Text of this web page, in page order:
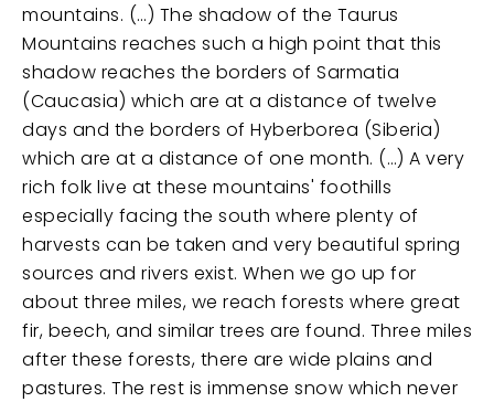
mountains. (…) The shadow of the Taurus
Mountains reaches such a high point that this
shadow reaches the borders of Sarmatia
(Caucasia) which are at a distance of twelve
days and the borders of Hyberborea (Siberia)
which are at a distance of one month. (…) A very
rich folk live at these mountains' foothills
especially facing the south where plenty of
harvests can be taken and very beautiful spring
sources and rivers exist. When we go up for
about three miles, we reach forests where great
fir, beech, and similar trees are found. Three miles
after these forests, there are wide plains and
pastures. The rest is immense snow which never